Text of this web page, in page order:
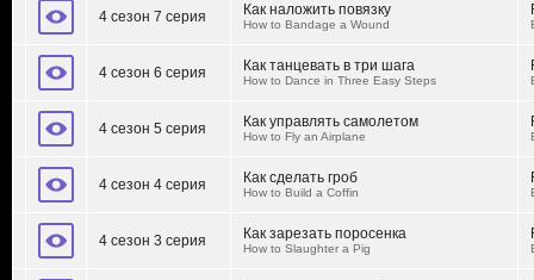
4 сезон 7 серия Как наложить повязку
How to Bandage a Wound
4 сезон 6 серия Как танцевать в три шага
How to Dance in Three Easy Steps
4 сезон 5 серия Как управлять самолетом
How to Fly an Airplane
4 сезон 4 серия Как сделать гроб
How to Build a Coffin
4 сезон 3 серия Как зарезать поросенка
How to Slaughter a Pig